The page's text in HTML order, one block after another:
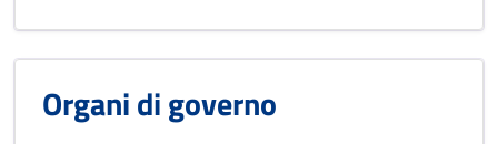
Organi di governo